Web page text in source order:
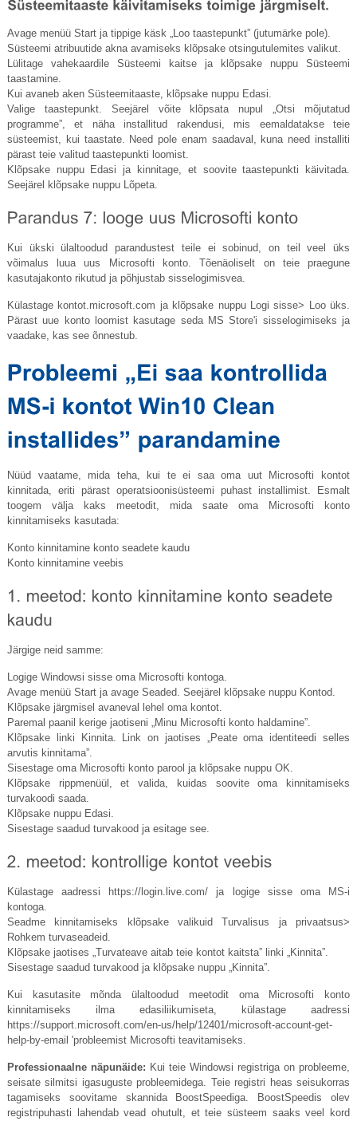
Avage menüü Start ja tippige käsk „Loo taastepunkt” (jutumärke pole).
Süsteemi atribuutide akna avamiseks klõpsake otsingutulemites valikut.
Lülitage vahekaardile Süsteemi kaitse ja klõpsake nuppu Süsteemi
taastamine.
Kui avaneb aken Süsteemitaaste, klõpsake nuppu Edasi.
Valige taastepunkt. Seejärel võite klõpsata nupul „Otsi mõjutatud
programme”, et näha installitud rakendusi, mis eemaldatakse teie
süsteemist, kui taastate. Need pole enam saadaval, kuna need installiti
pärast teie valitud taastepunkti loomist.
Klõpsake nuppu Edasi ja kinnitage, et soovite taastepunkti käivitada.
Seejärel klõpsake nuppu Lõpeta.
Kui ükski ülaltoodud parandustest teile ei sobinud, on teil veel üks
võimalus luua uus Microsofti konto. Tõenäoliselt on teie praegune
kasutajakonto rikutud ja põhjustab sisselogimisvea.
Külastage kontot.microsoft.com ja klõpsake nuppu Logi sisse> Loo üks.
Pärast uue konto loomist kasutage seda MS Store'i sisselogimiseks ja
vaadake, kas see õnnestub.
Nüüd vaatame, mida teha, kui te ei saa oma uut Microsofti kontot
kinnitada, eriti pärast operatsioonisüsteemi puhast installimist. Esmalt
toogem välja kaks meetodit, mida saate oma Microsofti konto
kinnitamiseks kasutada:
Konto kinnitamine konto seadete kaudu
Konto kinnitamine veebis
Järgige neid samme:
Logige Windowsi sisse oma Microsofti kontoga.
Avage menüü Start ja avage Seaded. Seejärel klõpsake nuppu Kontod.
Klõpsake järgmisel avaneval lehel oma kontot.
Paremal paanil kerige jaotiseni „Minu Microsofti konto haldamine”.
Klõpsake linki Kinnita. Link on jaotises „Peate oma identiteedi selles
arvutis kinnitama”.
Sisestage oma Microsofti konto parool ja klõpsake nuppu OK.
Klõpsake rippmenüül, et valida, kuidas soovite oma kinnitamiseks
turvakoodi saada.
Klõpsake nuppu Edasi.
Sisestage saadud turvakood ja esitage see.
Külastage aadressi https://login.live.com/ ja logige sisse oma MS-i
kontoga.
Seadme kinnitamiseks klõpsake valikuid Turvalisus ja privaatsus>
Rohkem turvaseadeid.
Klõpsake jaotises „Turvateave aitab teie kontot kaitsta” linki „Kinnita”.
Sisestage saadud turvakood ja klõpsake nuppu „Kinnita”.
Kui kasutasite mõnda ülaltoodud meetodit oma Microsofti konto
kinnitamiseks ilma edasiliikumiseta, külastage aadressi
https://support.microsoft.com/en-us/help/12401/microsoft-account-get-
help-by-email 'probleemist Microsofti teavitamiseks.
Professionaalne näpunäide: Kui teie Windowsi registriga on probleeme,
seisate silmitsi igasuguste probleemidega. Teie registri heas seisukorras
tagamiseks soovitame skannida BoostSpeediga. BoostSpeedis olev
registripuhasti lahendab vead ohutult, et teie süsteem saaks veel kord